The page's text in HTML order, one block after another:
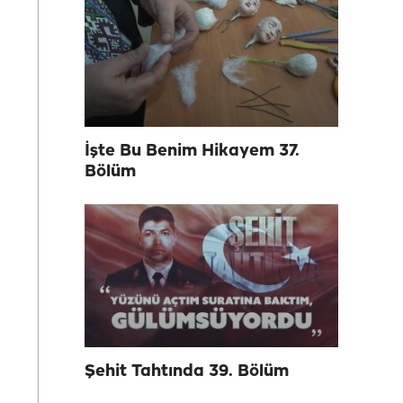
İşte Bu Benim Hikayem 37.
Bölüm
Şehit Tahtında 39. Bölüm